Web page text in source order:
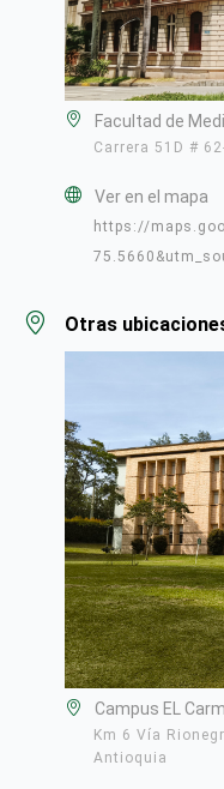
Facultad de
Carrera 51D #
Ver en el mapa
https://
Otras
Campus EL
Km 6 Vía
Antioquia